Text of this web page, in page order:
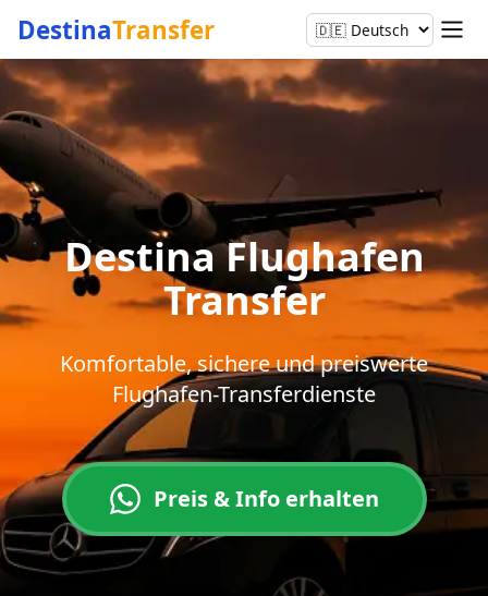
DestinaTransfer
Destina Flughafen
Transfer
Komfortable, sichere und preiswerte
Flughafen-Transferdienste
Preis & Info erhalten